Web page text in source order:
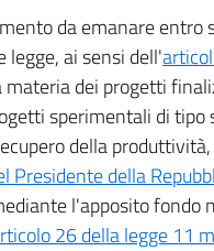
da emanare
legge, ai sensi dell'
materia dei progetti
sperimentali di
della
Presidente della
l'apposito fondo
26 della legge 11